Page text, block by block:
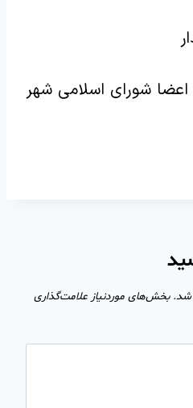
شورای اسلامی شهر
شد. بخش‌های موردنیاز علامت‌گذاری